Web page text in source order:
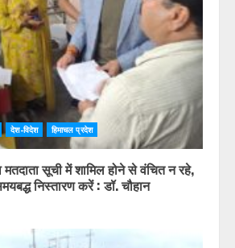
देश-विदेश हिमाचल प्रदेश
मतदाता सूची में शामिल होने से वंचित न रहे,
निस्तारण करें : डॉ. चौहान